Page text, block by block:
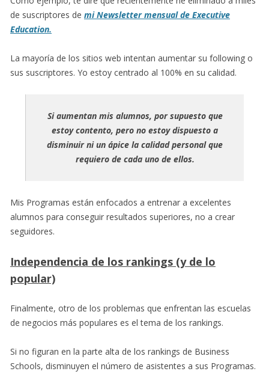
de suscriptores de mi Newsletter mensual de Executive
Education.
La mayoría de los sitios web intentan aumentar su following o
sus suscriptores. Yo estoy centrado al 100% en su calidad.
Si aumentan mis alumnos, por supuesto que
estoy contento, pero no estoy dispuesto a
disminuir ni un ápice la calidad personal que
requiero de cada uno de ellos.
Mis Programas están enfocados a entrenar a excelentes
alumnos para conseguir resultados superiores, no a crear
seguidores.
Independencia de los rankings (y de lo
popular)
Finalmente, otro de los problemas que enfrentan las escuelas
de negocios más populares es el tema de los rankings.
Si no figuran en la parte alta de los rankings de Business
Schools, disminuyen el número de asistentes a sus Programas.